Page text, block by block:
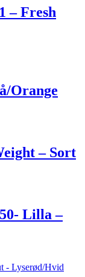
– Fresh
Orange
– Sort
Lilla –